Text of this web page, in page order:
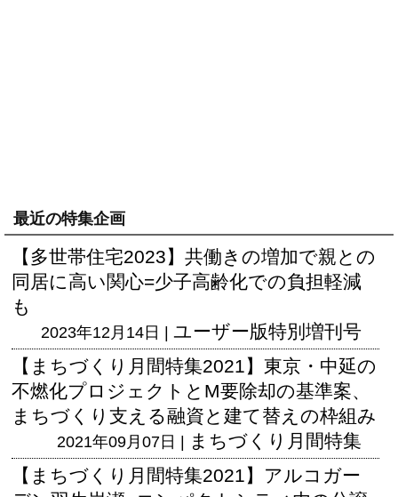
最近の特集企画
【多世帯住宅2023】共働きの増加で親との
同居に高い関心=少子高齢化での負担軽減
も
2023年12月14日 | ユーザー版特別増刊号
【まちづくり月間特集2021】東京・中延の
不燃化プロジェクトとM要除却の基準案、
まちづくり支える融資と建て替えの枠組み
2021年09月07日 | まちづくり月間特集
【まちづくり月間特集2021】アルコガー